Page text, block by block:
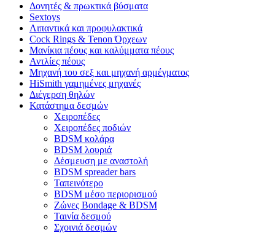
Δονητές & πρωκτικά βύσματα
Sextoys
Λιπαντικά και προφυλακτικά
Cock Rings & Tenon Όρχεων
Μανίκια πέους και καλύμματα πέους
Αντλίες πέους
Μηχανή του σεξ και μηχανή αρμέγματος
HiSmith γαμημένες μηχανές
Διέγερση θηλών
Κατάστημα δεσμών
Χειροπέδες
Χειροπέδες ποδιών
BDSM κολάρα
BDSM λουριά
Δέσμευση με αναστολή
BDSM spreader bars
Ταπεινότερο
BDSM μέσο περιορισμού
Ζώνες Bondage & BDSM
Ταινία δεσμού
Σχοινιά δεσμών